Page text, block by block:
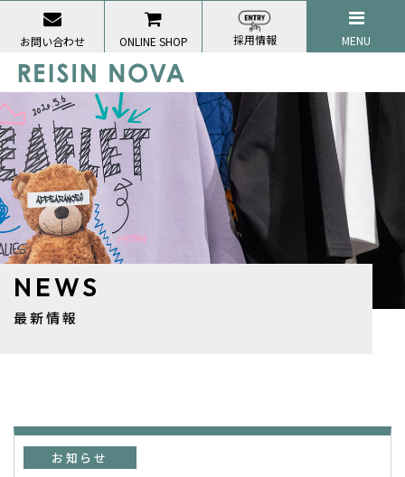
NEWS
最新情報
お知らせ
お問い合わせ ONLINE SHOP 採用情報 MENU